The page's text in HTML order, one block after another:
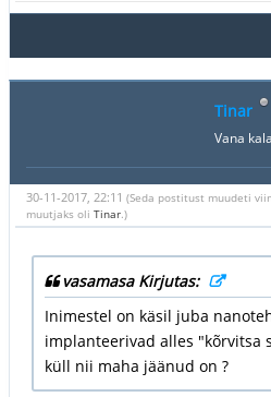
Tinar
Vana kala
30-11-2017, 22:11 (Seda postitust muudeti
muutjaks oli Tinar.)
vasamasa Kirjutas:
Inimestel on käsil juba
implanteerivad alles "kõrvitsa
küll nii maha jäänud on ?